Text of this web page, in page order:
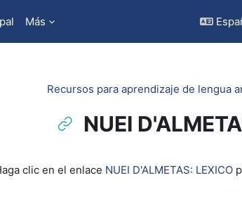
Más
Recursos para aprendizaje de lengua
NUEI
clic en el enlace NUEI D'ALMETAS: LEXICO